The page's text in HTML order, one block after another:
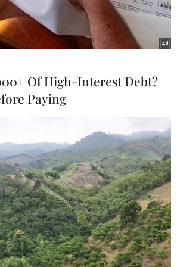
Ủy viên Bộ Chính trị, Bí thư Trung ương
vận Trung ương dự Hội nghị. (Ảnh:
Congdoan.vn)
thách thức khi Việt Nam
Đối tác toàn diện và tiến bộ
Of High-Interest Debt?
Paying